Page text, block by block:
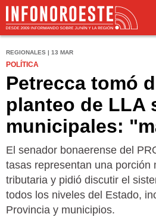
REGIONALES | 13 MAR
POLÍTICA
Petrecca tomó
planteo de LLA
municipales:
El senador bonaerense del
tasas representan una porción
tributaria y pidió discutir el
todos los niveles del Estado,
Provincia y municipios.